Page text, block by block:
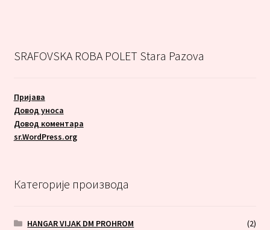
SRAFOVSKA ROBA POLET Stara Pazova
Пријава
Довод уноса
Довод коментара
sr.WordPress.org
Категорије производа
HANGAR VIJAK DM PROHROM
(2)